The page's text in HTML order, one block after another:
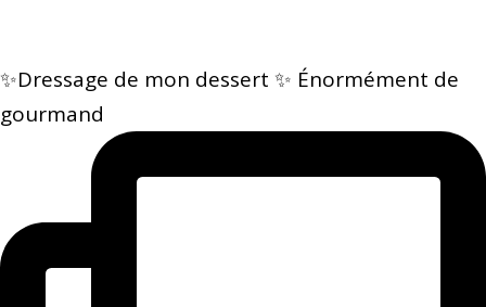
✨Dressage de mon dessert ✨ Énormément de
gourmand